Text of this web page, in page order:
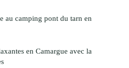
au camping pont du tarn en
en Camargue avec la